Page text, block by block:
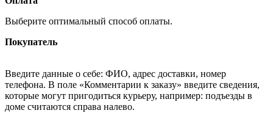
Выберите оптимальный способ оплаты.
Покупатель
Введите данные о себе: ФИО, адрес доставки, номер
телефона. В поле «Комментарии к заказу» введите сведения,
которые могут пригодиться курьеру, например: подъезды в
доме считаются справа налево.